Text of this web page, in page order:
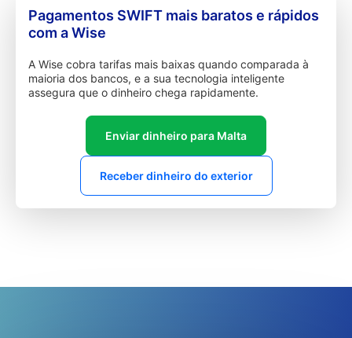
Pagamentos SWIFT mais baratos e rápidos
com a Wise
A Wise cobra tarifas mais baixas quando comparada à
maioria dos bancos, e a sua tecnologia inteligente
assegura que o dinheiro chega rapidamente.
Enviar dinheiro para Malta
Receber dinheiro do exterior